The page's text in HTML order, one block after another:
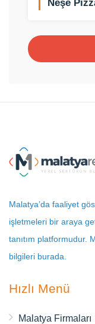
Neşe
Malatya’da faaliyet
işletmeleri bir araya
tanıtım platformudur.
bilgileri burada.
Hızlı Menü
Malatya Firmaları